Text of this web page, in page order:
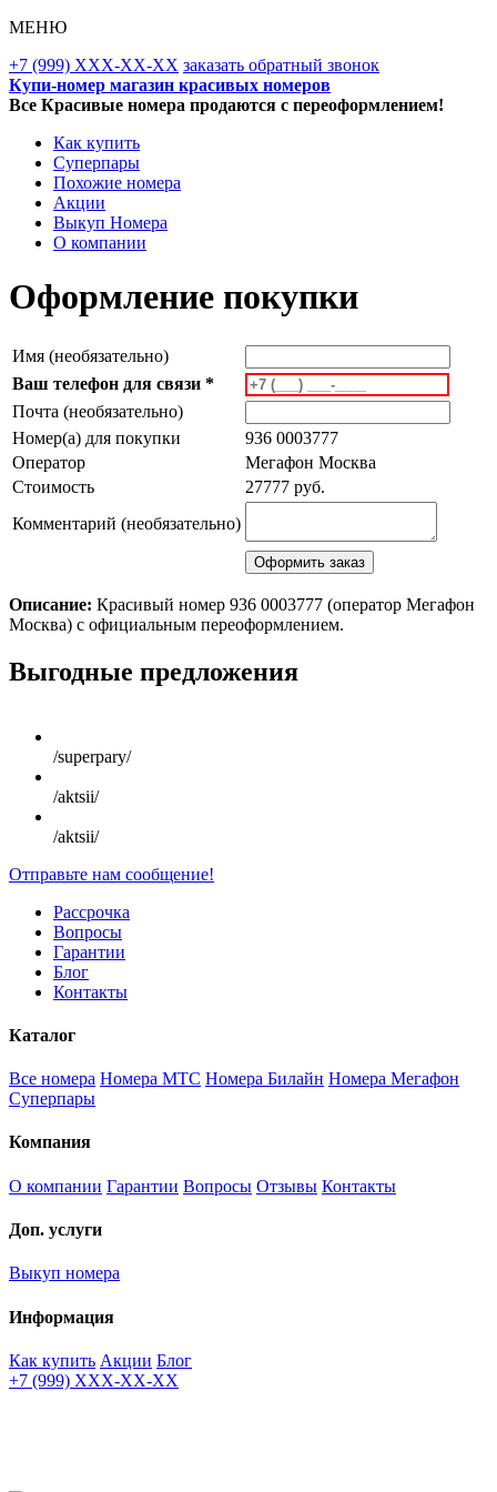
МЕНЮ
+7 (999) XXX-XX-XX заказать обратный звонок
Купи-номер магазин красивых номеров
Все Красивые номера продаются с переоформлением!
Как купить
Суперпары
Похожие номера
Акции
Выкуп Номера
О компании
Оформление покупки
Имя (необязательно)
Ваш телефон для связи *
Почта (необязательно)
Номер(а) для покупки
936 0003777
Оператор
Мегафон Москва
Стоимость
27777 руб.
Комментарий (необязательно)
Описание: Красивый номер 936 0003777 (оператор Мегафон
Москва) с официальным переоформлением.
Scroll
Up
Выгодные предложения
/superpary/
/aktsii/
/aktsii/
Отправьте нам сообщение!
Рассрочка
Вопросы
Гарантии
Блог
Контакты
Каталог
Все номера Номера МТС Номера Билайн Номера Мегафон
Суперпары
Компания
О компании Гарантии Вопросы Отзывы Контакты
Доп. услуги
Выкуп номера
Информация
Как купить Акции Блог
+7 (999) XXX-XX-XX